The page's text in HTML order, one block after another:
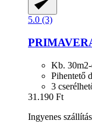
5.0 (3)
Kb. 30m2-
Pihentető
3
31.190 Ft
Ingyenes